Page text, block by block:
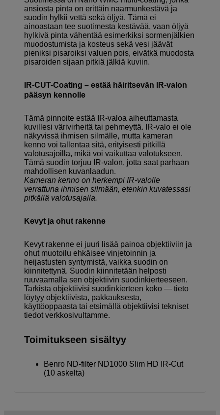
ansiosta pinta on erittäin naarmunkestävä ja
suodin hylkii vettä sekä öljyä. Tämä ei
ainoastaan tee suotimesta kestävää, vaan öljyä
hylkivä pinta vähentää esimerkiksi sormenjälkien
muodostumista ja kosteus sekä vesi jäävät
pieniksi pisaroiksi valuen pois, eivätkä muodosta
pisaroiden sijaan pitkiä jälkiä kuviin.
IR-CUT-Coating – estää häiritsevän IR-valon
pääsyn kennolle
Tämä pinnoite estää IR-valoa aiheuttamasta
kuvillesi värivirheitä tai pehmeyttä. IR-valo ei ole
näkyvissä ihmisen silmälle, mutta kameran
kenno voi tallentaa sitä, erityisesti pitkillä
valotusajoilla, mikä voi vaikuttaa valotukseen.
Tämä suodin torjuu IR-valon, jotta saat parhaan
mahdollisen kuvanlaadun.
Kameran kenno on herkempi IR-valolle
verrattuna ihmisen silmään, etenkin kuvatessasi
pitkällä valotusajalla.
Kevyt ja ohut rakenne
Kevyt rakenne ei juuri lisää painoa objektiiviin ja
ohut muotoilu ehkäisee vinjetoinnin ja
heijastusten syntymistä, vaikka suodin on
kiinnitettynä. Suodin kiinnitetään helposti
ruuvaamalla sen objektiivin suodinkierteeseen.
Tarkista objektiivisi suodinkierteen koko — tieto
löytyy objektiivista, pakkauksesta,
käyttöoppaasta tai etsimällä objektiivisi tekniset
tiedot verkkosivultamme.
Toimitukseen sisältyy
Benro ND-filter ND1000 Slim HD IR-Cut
(10 askelta)